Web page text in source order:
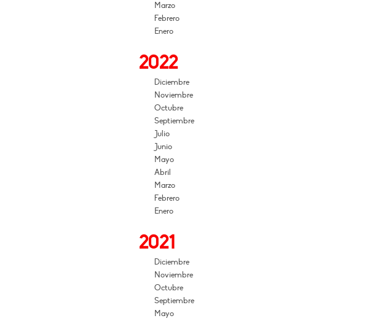
Marzo
Febrero
Enero
2022
Diciembre
Noviembre
Octubre
Septiembre
Julio
Junio
Mayo
Abril
Marzo
Febrero
Enero
2021
Diciembre
Noviembre
Octubre
Septiembre
Mayo